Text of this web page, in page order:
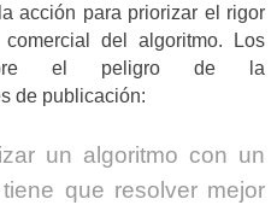
acción para priorizar el rigor
del algoritmo. Los
el peligro de la
de publicación:
un algoritmo con un
que resolver mejor